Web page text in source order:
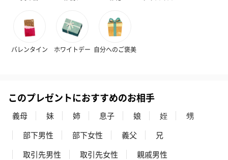
バレンタイン ホワイトデー 自分へのご褒美
このプレゼントにおすすめのお相手
義母 妹 姉 息子 娘 姪
甥
部下男性
部下女性 義父
兄
取引先男性
取引先女性
親戚男性